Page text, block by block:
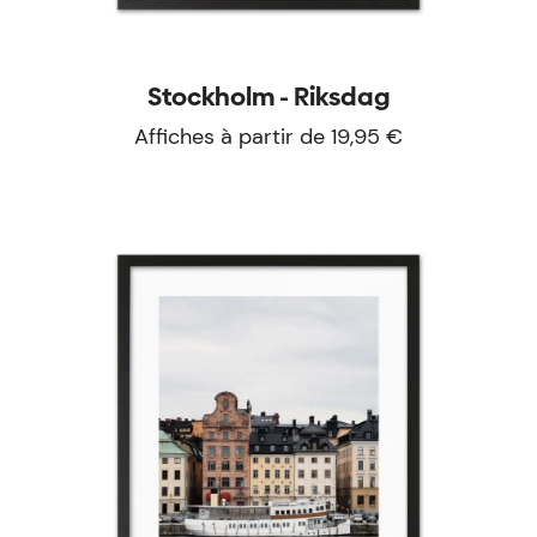
Stockholm - Riksdag
Affiches à partir de 19,95 €